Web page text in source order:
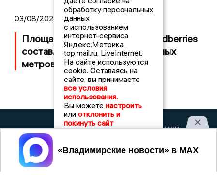
03/08/2026 14:13
Площадь пожара на складе Wildberries
составляет 100 тысяч квадратных
метров
НОВОСТИ
2017 © NEWSVLADIMIR.RU | СИ
Учредитель (соучредители): Общество с ограниченной
ответственностью «РЕГИОНАЛЬНЫЕ НОВОСТИ» (ОГРН
обработку персональных
данных
с использованием
интернет-сервиса
Яндекс.Метрика,
top.mail.ru, LiveInternet.
На сайте используются
cookie. Оставаясь на
сайте, вы принимаете
все условия
использования.
Вы можете настроить
или отклонить и
покинуть сайт
Принять